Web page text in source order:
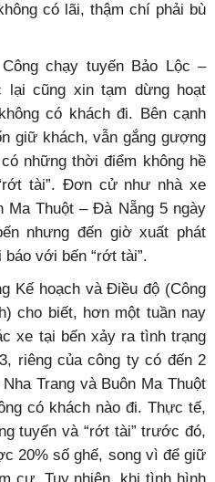
có lãi, thậm chí phải bù
chạy tuyến Bảo Lộc –
lại cũng xin tạm dừng hoạt
có khách đi. Bên cạnh
giữ khách, vẫn gắng gượng
những thời điểm không hề
tài”. Đơn cử như nhà xe
Ma Thuột – Đà Nẵng 5 ngày
nhưng đến giờ xuất phát
với bến “rớt tài”.
Kế hoạch và Điều độ (Công
cho biết, hơn một tuần nay
xe tại bến xảy ra tình trạng
riêng của công ty có đến 2
Trang và Buôn Ma Thuột
có khách nào đi. Thực tế,
tuyến và “rớt tài” trước đó,
20% số ghế, song vì để giữ
cự. Tuy nhiên, khi tình hình